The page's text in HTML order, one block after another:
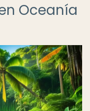
Oceanía